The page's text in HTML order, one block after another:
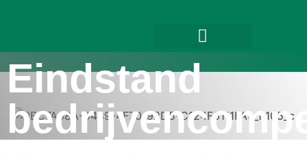
Eindstand